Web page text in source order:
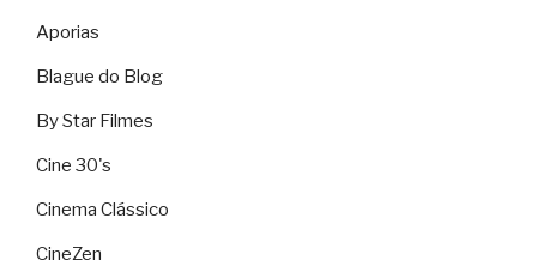
Aporias
Blague do Blog
By Star Filmes
Cine 30's
Cinema Clássico
CineZen